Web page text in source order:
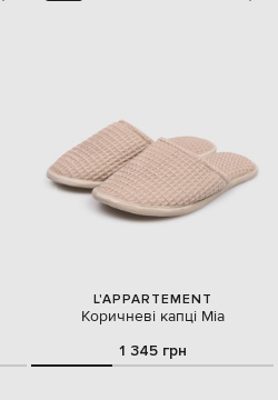
L'APPARTEMENT
Коричневі капці Mia
1 345 грн